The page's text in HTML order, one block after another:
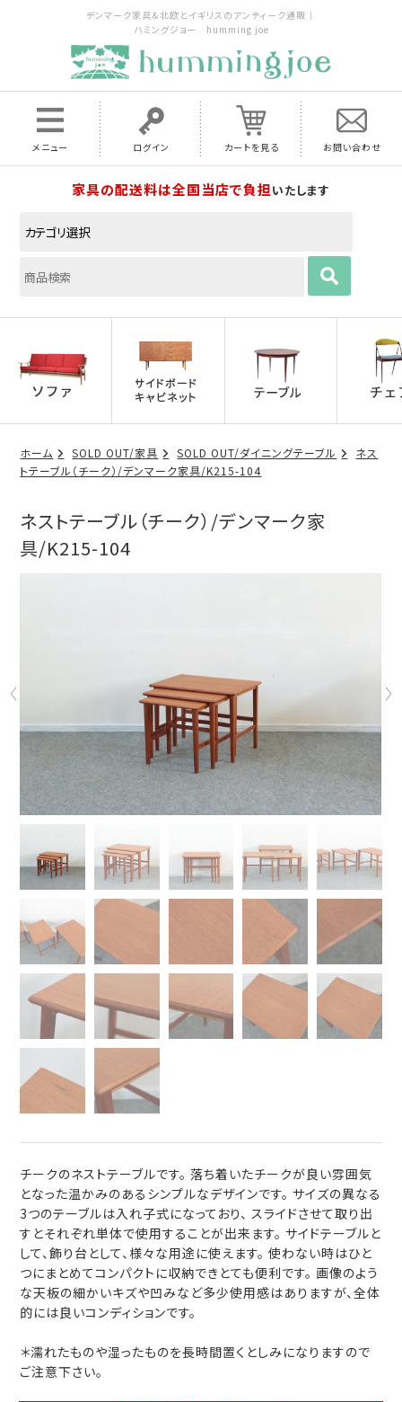
デンマーク家具＆北欧とイギリスのアンティーク通販｜
ハミングジョー humming joe
メニュー ログイン カートを見る お問い合わせ
家具の配送料は全国当店で負担いたします
ホーム SOLD OUT/家具 SOLD OUT/ダイニングテーブル
ネス
トテーブル（チーク）/デンマーク家具/K215-104
ネストテーブル（チーク）/デンマーク家
具/K215-104
チークのネストテーブルです。 落ち着いたチークが良い雰囲気
となった温かみのあるシンプルなデザインです。 サイズの異なる
3つのテーブルは入れ子式になっており、 スライドさせて取り出
すとそれぞれ単体で使用することが出来ます。 サイドテーブルと
して、飾り台として、様々な用途に使えます。 使わない時はひと
つにまとめてコンパクトに収納できとても便利です。 画像のよう
な天板の細かいキズや凹みなど多少使用感はありますが、全体
的には良いコンディションです。
＊濡れたものや湿ったものを長時間置くとしみになりますので
ご注意下さい。